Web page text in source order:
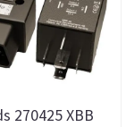
270425 XBB